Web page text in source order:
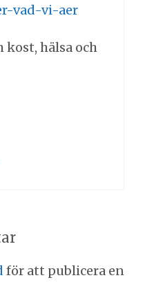
vad-vi-aer
kost, hälsa och
för att publicera en